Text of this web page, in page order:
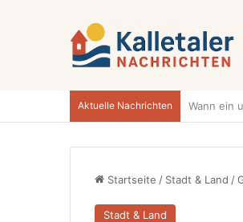
Aktuelle Nachrichten
Startseite / Stadt & Land /
Stadt & Land